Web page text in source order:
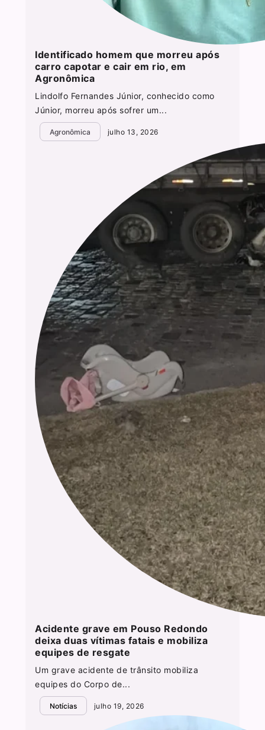
Identificado homem que morreu após
carro capotar e cair em rio, em
Agronômica
Lindolfo Fernandes Júnior, conhecido como
Júnior, morreu após sofrer um...
Agronômica julho 13, 2026
Acidente grave em Pouso Redondo
deixa duas vítimas fatais e mobiliza
equipes de resgate
Um grave acidente de trânsito mobiliza
equipes do Corpo de...
Notícias julho 19, 2026